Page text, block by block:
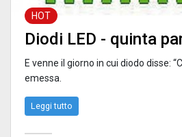
HOT
Diodi LED - quinta
E venne il giorno in cui diodo disse:
emessa.
Leggi tutto